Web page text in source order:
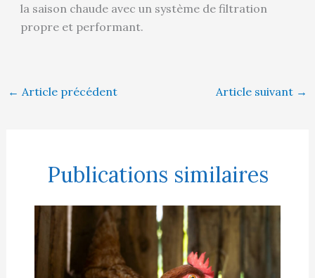
la saison chaude avec un système de filtration
propre et performant.
← Article précédent Article suivant →
Publications similaires